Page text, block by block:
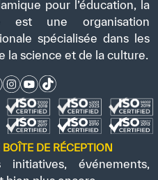
pour l’éducation, la
une organisation
spécialisée dans les
la science et de la culture.
DE RÉCEPTION
événements,